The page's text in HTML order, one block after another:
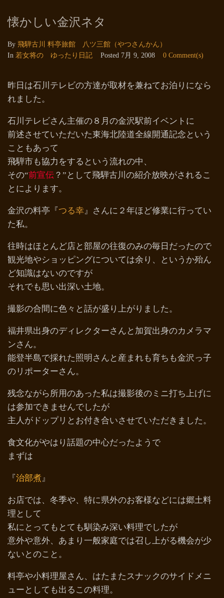
懐かしい金沢ネタ
By 飛騨古川 料亭旅館 八ツ三館（やつさんかん）
In 若女将の ゆったり日記 Posted 7月 9, 2008 0 Comment(s)
昨日は石川テレビの方達が取材を兼ねてお泊りになら
れました。
石川テレビさん主催の８月の金沢駅前イベントに
前述させていただいた東海北陸道全線開通記念という
こともあって
飛騨市も協力をするという流れの中、
その“前宣伝 ？”として飛騨古川の紹介放映がされるこ
とによります。
金沢の料亭『つる幸』さんに２年ほど修業に行ってい
た私。
往時はほとんど店と部屋の往復のみの毎日だったので
観光地やショッピングについては余り、というか殆ん
ど知識はないのですが
それでも思い出深い土地。
撮影の合間に色々と話が盛り上がりました。
福井県出身のディレクターさんと加賀出身のカメラマ
ンさん。
能登半島で採れた照明さんと産まれも育ちも金沢っ子
のリポーターさん。
残念ながら所用のあった私は撮影後のミニ打ち上げに
は参加できませんでしたが
主人がドップリとお付き合いさせていただきました。
食文化がやはり話題の中心だったようで
まずは
『治部煮』
お店では、冬季や、特に県外のお客様などには郷土料
理として
私にとってもとても馴染み深い料理でしたが
意外や意外、あまり一般家庭では召し上がる機会が少
ないとのこと。
料亭や小料理屋さん、はたまたスナックのサイドメニ
ューとしても出るこの料理。